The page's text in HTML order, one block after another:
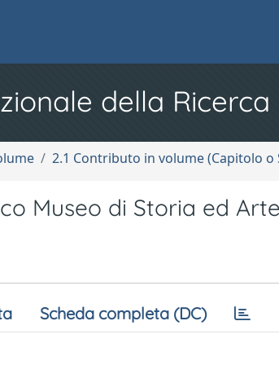
della
2.1 Contributo in volume (Capitolo o
Museo di Storia ed
Scheda completa (DC)